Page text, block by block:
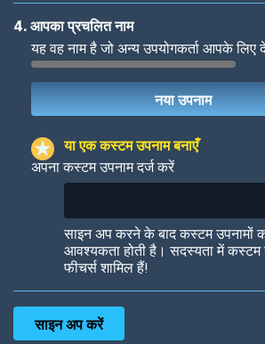
Woof Jungle Cats
4. आपका प्रचलित नाम
यह वह नाम है जो अन्य उपयोगकर्ता आपके लिए
या एक कस्टम उपनाम बनाएँ
अपना कस्टम उपनाम दर्ज करें
साइन अप करने के बाद कस्टम उपनामों
आवश्यकता होती है। सदस्यता में कस्टम
फीचर्स शामिल हैं!